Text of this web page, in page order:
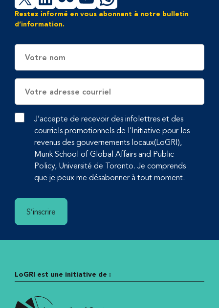
X LinkedIn
FlickrYouTubeWhatsApp
Restez informé en vous abonnant à notre bulletin
d’information.
électronique
J’accepte de recevoir des infolettres et des
courriels promotionnels de l’Initiative pour les
revenus des gouvernements locaux(LoGRI),
Munk School of Global Affairs and Public
Policy, Université de Toronto. Je comprends
que je peux me désabonner à tout moment.
S’inscrire
LoGRI est une initiative de :